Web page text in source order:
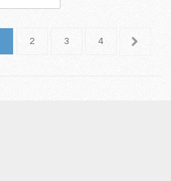
2 3 4 5